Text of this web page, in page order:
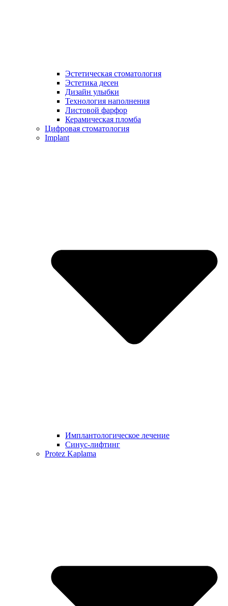
Эстетическая стоматология
Эстетика десен
Дизайн улыбки
Технология наполнения
Листовой фарфор
Керамическая пломба
Цифровая стоматология
Implant
Имплантологическое лечение
Синус-лифтинг
Protez Kaplama